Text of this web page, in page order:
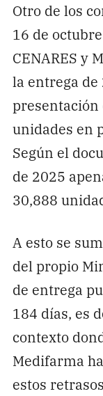
Otro de los
16 de
CENARES y
la entrega
unidades en
Según el
de 2025
30,888
A esto se
del propio
de entrega
184 días, es
contexto
Medifarma
estos